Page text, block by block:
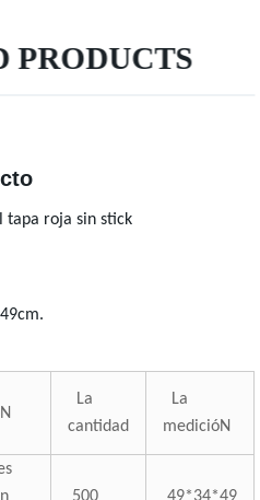
PRODUCTS
tapa roja sin stick
La
cantidad
La
medicióN